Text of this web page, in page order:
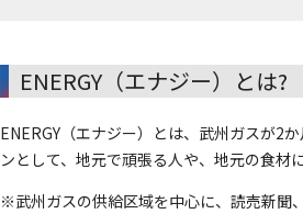
ENERGY（エナジー）とは?
ENERGY（エナジー）とは、武州ガスが2
ンとして、地元で頑張る人や、地元の食材
※武州ガスの供給区域を中心に、読売新聞